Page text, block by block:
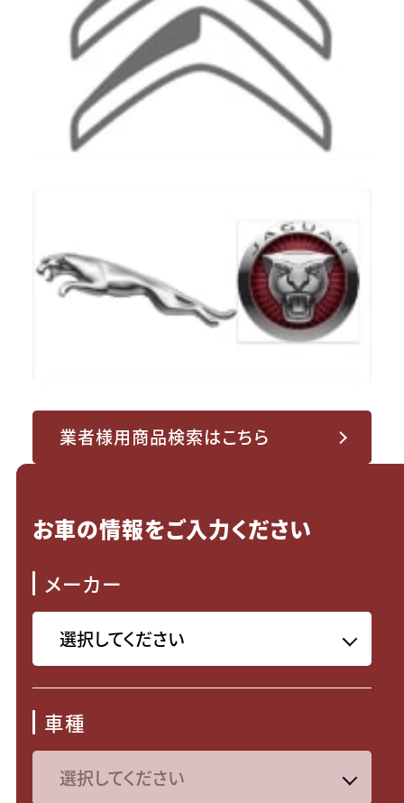
業者様用商品検索はこちら
お車の情報をご入力ください
メーカー
車種